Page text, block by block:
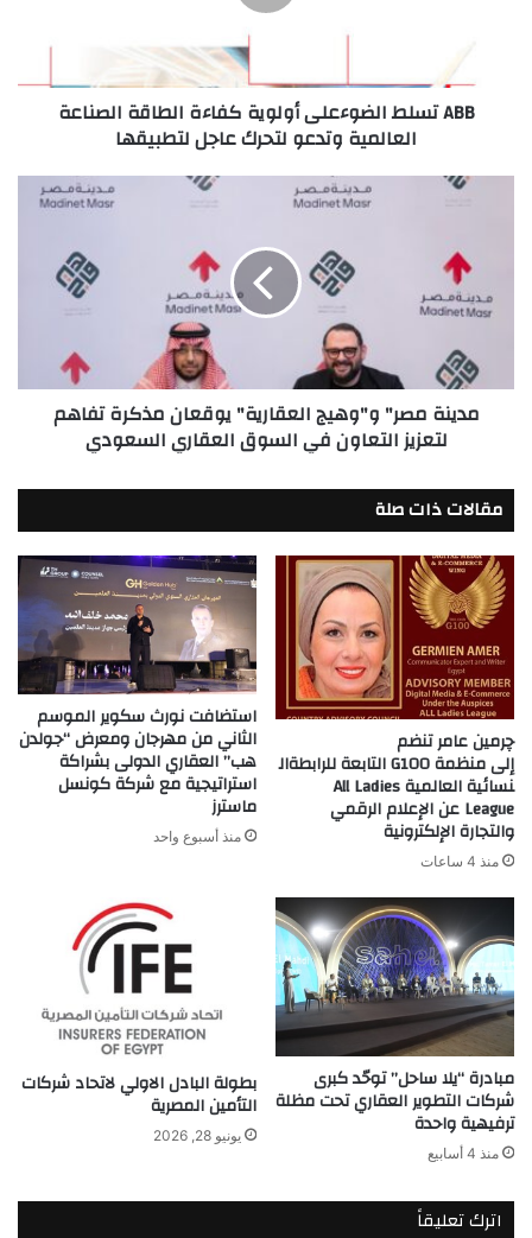
ABB تسلط الضوءعلى أولوية كفاءة الطاقة الصناعة
العالمية وتدعو لتحرك عاجل لتطبيقها
العقارية"
مذكرة
التعاون
السعودي
مدينة مصر" و"وهيج العقارية" يوقعان مذكرة تفاهم
لتعزيز التعاون في السوق العقاري السعودي
مقالات ذات صلة
چرمين عامر تنضم
إلى منظمة G100 التابعة للرابطةال
نسائية العالمية All Ladies
League عن الإعلام الرقمي
والتجارة الإلكترونية
منذ 4 ساعات
استضافت نورث سكوير الموسم
الثاني من مهرجان ومعرض “جولدن
هب” العقاري الدولى بشراكة
استراتيجية مع شركة كونسل
ماسترز
منذ أسبوع واحد
مبادرة “يلا ساحل” توحّد كبرى
شركات التطوير العقاري تحت مظلة
ترفيهية واحدة
منذ 4 أسابيع
بطولة البادل الاولي لاتحاد شركات
التأمين المصرية
يونيو 28, 2026
اترك تعليقاً